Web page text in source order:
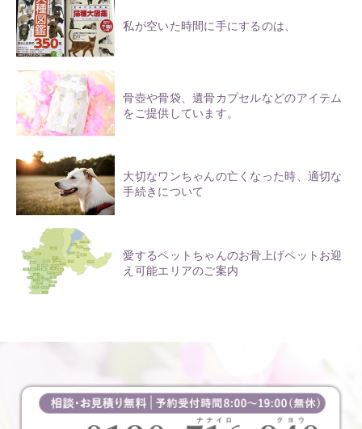
私が空いた時間に手にするのは、
骨壺や骨袋、遺骨カプセルなどのアイテム
をご提供しています。
大切なワンちゃんの亡くなった時、適切な
手続きについて
愛するペットちゃんのお骨上げペットお迎
え可能エリアのご案内